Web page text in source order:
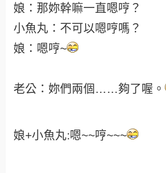
娘：那妳幹嘛一直嗯哼？
小魚丸：不可以嗯哼嗎？
娘：嗯哼~
老公：妳們兩個……夠了喔。
娘+小魚丸:嗯~~哼~~~